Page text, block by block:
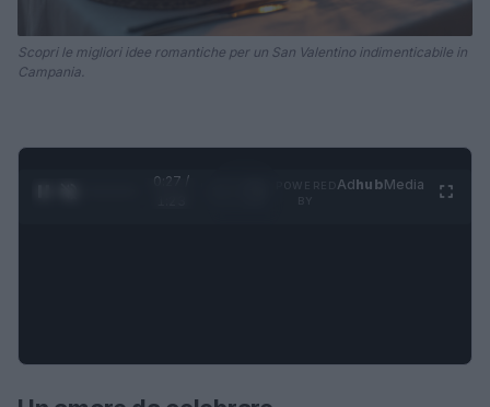
Scopri le migliori idee romantiche per un San Valentino indimenticabile in
Campania.
0:28 /
AdhubMedia